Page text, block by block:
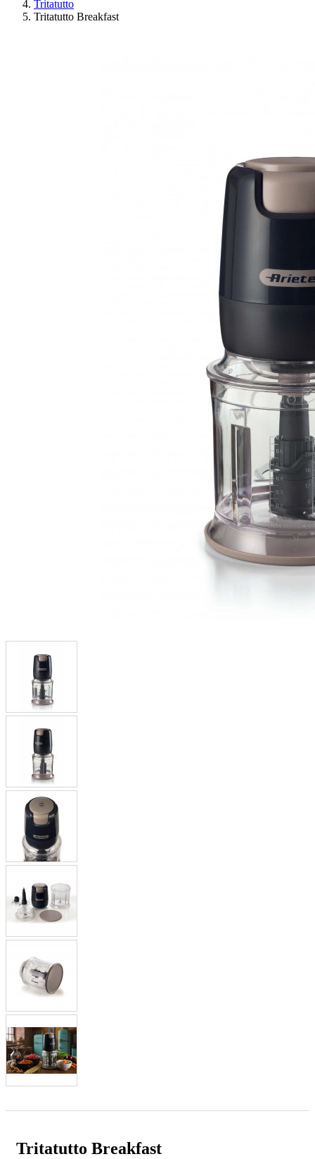
Tritatutto
Tritatutto Breakfast
Tritatutto Breakfast